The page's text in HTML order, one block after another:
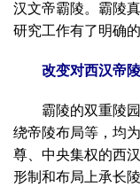
汉文帝霸陵。霸陵
研究工作有了明确的
改变对西汉帝
霸陵的双重陵园
绕帝陵布局等，均
尊、中央集权的西
形制和布局上承长